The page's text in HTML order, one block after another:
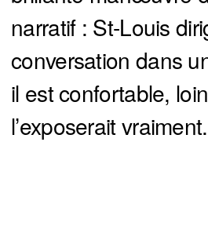
narratif : St-Louis
conversation dans
il est confortable,
l’exposerait vraiment.